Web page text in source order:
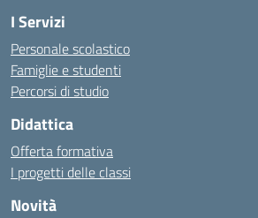
I Servizi
Personale scolastico
Famiglie e studenti
Percorsi di studio
Didattica
Offerta formativa
I progetti delle classi
Novità